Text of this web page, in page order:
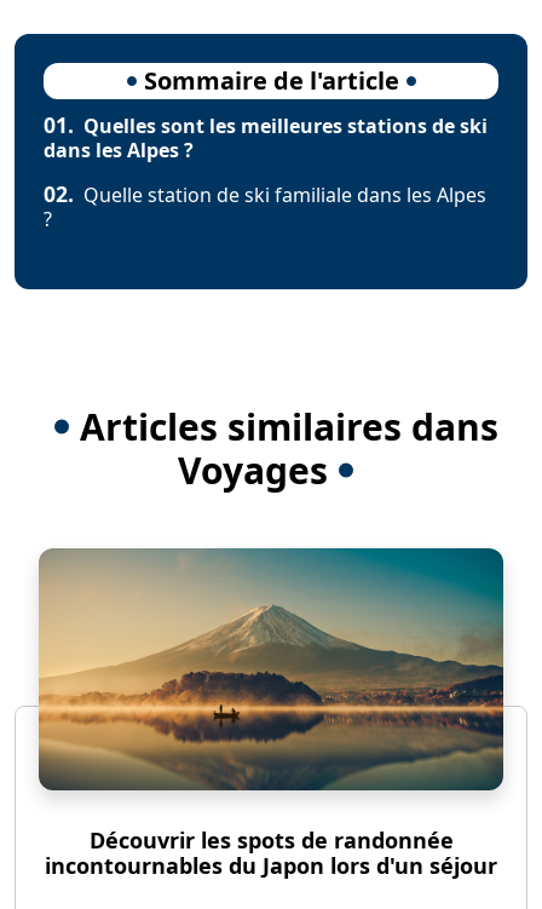
Sommaire de l'article
01. Quelles sont les meilleures stations de ski
dans les Alpes ?
02. Quelle station de ski familiale dans les Alpes
?
Articles similaires dans
Voyages
Découvrir les spots de randonnée
incontournables du Japon lors d'un séjour